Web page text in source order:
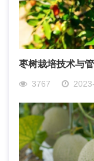
枣树栽培技术与
3767